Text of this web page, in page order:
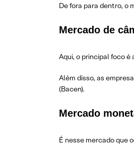
De fora para dentro, o
Mercado de
Aqui, o principal foco é
Além disso, as
(Bacen).
Mercado
É nesse mercado que